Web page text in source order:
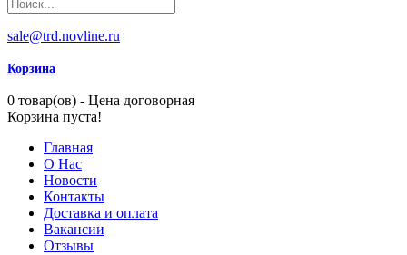
sale@trd.novline.ru
Корзина
0 товар(ов) - Цена договорная
Корзина пуста!
Главная
О Нас
Новости
Контакты
Доставка и оплата
Вакансии
Отзывы